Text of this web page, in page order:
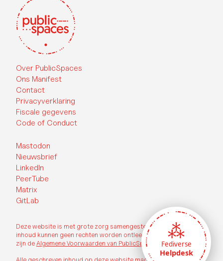
Over PublicSpaces
Ons Manifest
Contact
Privacyverklaring
Fiscale gegevens
Code of Conduct
Mastodon
Nieuwsbrief
LinkedIn
PeerTube
Matrix
GitLab
Deze website is met grote zorg samengesteld, echter aan de
inhoud kunnen geen rechten worden ontleend. Op deze website
zijn de Algemene Voorwaarden van PublicSpaces van toepassing.
Fediverse
Helpdesk